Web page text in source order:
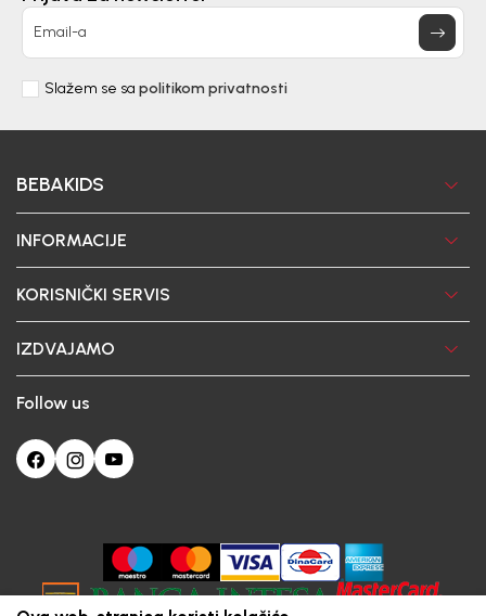
Email-a
Slažem se sa politikom privatnosti
BEBAKIDS
INFORMACIJE
KORISNIČKI SERVIS
IZDVAJAMO
Follow us